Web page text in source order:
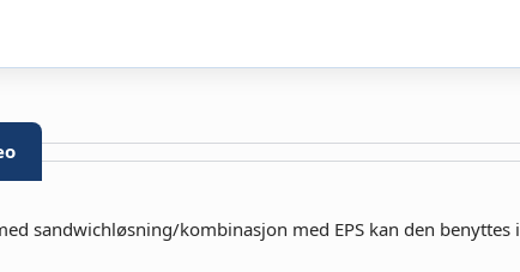
sandwichløsning/kombinasjon med EPS kan den benyttes i